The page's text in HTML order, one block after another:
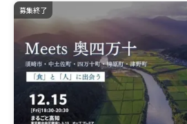
募集終了